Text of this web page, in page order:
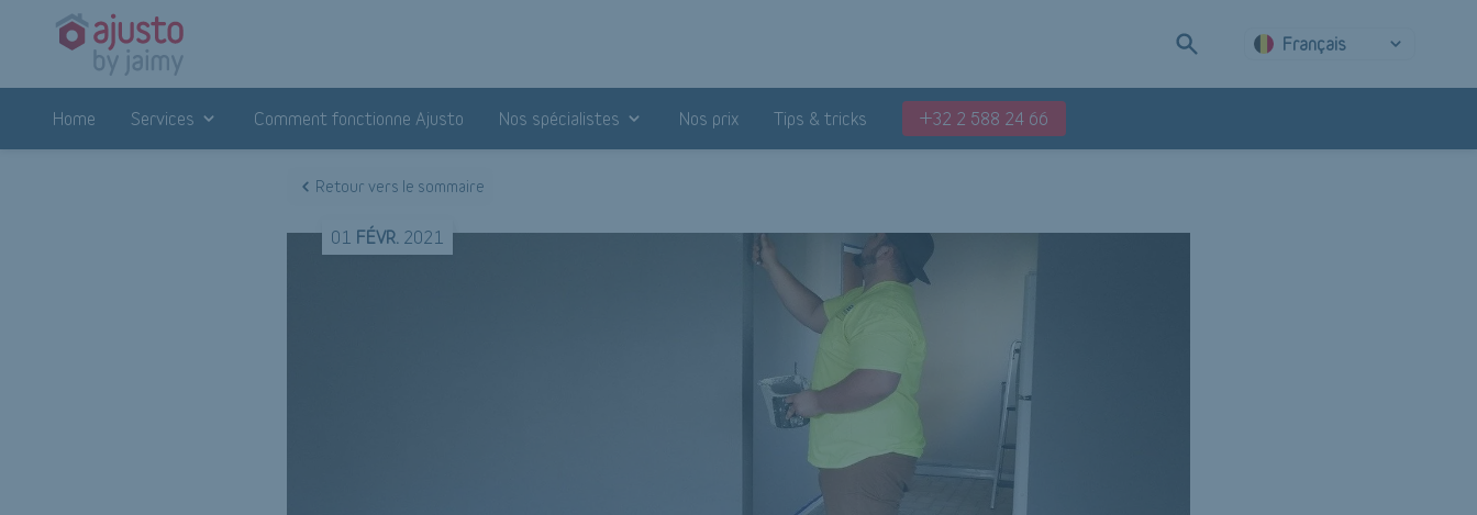
Français
Home Services Comment fonctionne Ajusto Nos spécialistes Nos prix Tips & tricks +32 2 588 24 66
Retour vers le sommaire
01 FÉVR. 2021